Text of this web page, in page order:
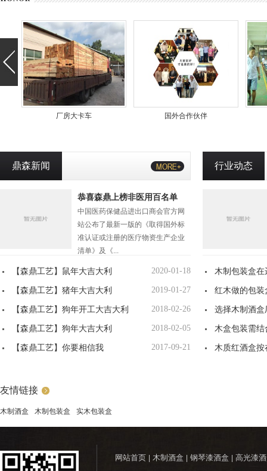
国外合作伙伴 酒盒加工
鼎森新闻
恭喜森鼎上榜非医用百名单
中国医药保健品进出口商会官方网
站公布了最新一版的《取得国外标
准认证或注册的医疗物资生产企业
清单》及《...
2020-01-18
【森鼎工艺】鼠年大吉大利
2019-01-27
【森鼎工艺】猪年大吉大利
2018-02-26
【森鼎工艺】狗年开工大吉大利
2018-02-05
【森鼎工艺】狗年大吉大利
2017-09-21
【森鼎工艺】你要相信我
行业动态
木制包装盒
红木做的包
型
选择木制酒
哪些
木盒包装需结
木质红酒盒
友情链接
木制酒盒 木制包装盒 实木包装盒
网站首页 木制酒盒 钢琴漆酒盒 高光漆